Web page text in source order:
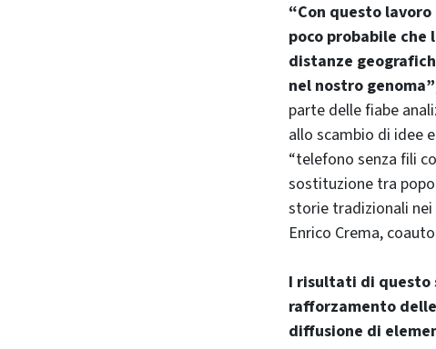
“Con questo
poco probabile che
distanze
nel nostro genoma”
parte delle fiabe
allo scambio di idee
“telefono senza fili
sostituzione tra
storie tradizionali
Enrico Crema,
I risultati di questo
rafforzamento
diffusione di